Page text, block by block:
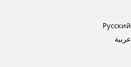
Pусский
عربية